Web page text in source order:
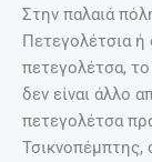
Στην παλαιά
Πετεγολέτσια
πετεγολέτσα,
δεν είναι άλλο
πετεγολέτσα
Τσικνοπέμπτης,